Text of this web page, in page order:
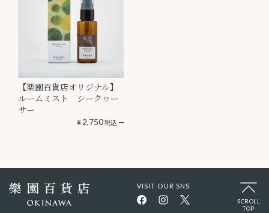
【樂園百貨店オリジナル】
ルームミスト シークヮー
サー
¥2,750税込
VISIT OUR SNS
SCROLL
TOP